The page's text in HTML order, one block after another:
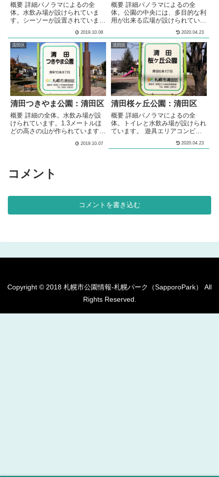
概要 詳細パノラマによるの全
体。水飲み場が設けられていま
す。シーソーが設置されていま
が作られています。冬には、ソリ
遊びやスキー遊びができる雪山に
なります。山の頂上には、ベンチ
が設置されています。 メモ住宅
街の中にある、公園です。水飲み
場が設けられています。1.5メー
トルほどの高さの山が作られてい
ます。冬には、ソリ遊びやスキー
遊びができる雪山になります。
基本情報郵便...
2019.10.08
概要 詳細パノラマによるの全
体。公園の中央には、多目的な利
用が出来る広場が設けられていま
されています。ターザンロープ遊
具が設置されています。2段階の
高さの鉄棒が設置されています。
柵に囲まれた砂場が設けられてい
ます。１メートルほどの高さの山
が作られています。冬には、ソリ
遊びができる雪山になります。シ
ェルター型のあずま屋が、設けら
れています。複数のベンチが設置
されています...
2020.04.23
清田区
清田つきやま公園：清田区
概要 詳細の全体。水飲み場が設
けられています。1.3メートルほ
どの高さの山が作られています。
遊具が設置されています。冬に
幼児用ブランコが設置されていま
す。ボール状のクッション遊具が
す。ベンチが設置されています。
メモ住宅街の中にある、公園で
2019.10.07
清田区
清田桜ヶ丘公園：清田区
概要 詳細パノラマによるの全
体。トイレと水飲み場が設けられ
ています。 遊具エリアコンビネ
す。シーソーが設置されていま
います。2メートルほどの高さの
山が作られています。冬には、ソ
2020.04.23
コメント
コメントを書き込む
Copyright © 2018 札幌市公園情報-札幌パーク（SapporoPark） All
Rights Reserved.